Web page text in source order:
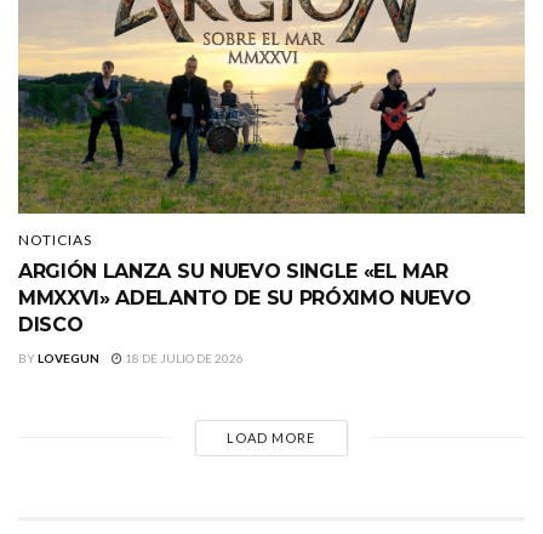
NOTICIAS
ARGIÓN LANZA SU NUEVO SINGLE «EL MAR
MMXXVI» ADELANTO DE SU PRÓXIMO NUEVO
DISCO
BYLOVEGUN 18 DE JULIO DE 2026
LOAD MORE